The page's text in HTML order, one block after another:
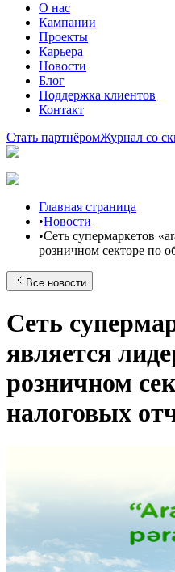
О нас
Кампании
Проекты
Карьера
Новости
Блог
Поддержка клиентов
Контакт
Стать партнёромЖурнал со
Главная страница
•Новости
•Сеть супермаркетов
розничном секторе по
Все новости
Сеть
является
розничном
налоговых